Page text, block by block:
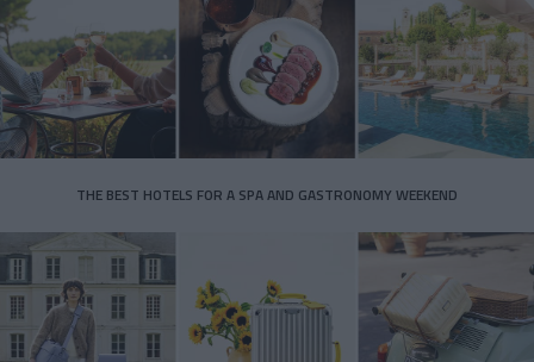
THE BEST HOTELS FOR A SPA AND GASTRONOMY WEEKEND